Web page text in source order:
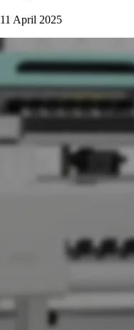
11 April 2025